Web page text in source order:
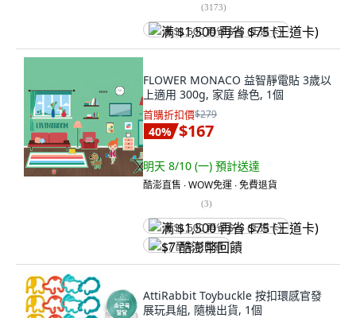
(3173)
满 $1,500 再省 $75 (王道卡)
FLOWER MONACO 益智靜電貼 3歲以
上適用 300g, 家庭 綠色, 1個
首購折扣價$279
40% $167
明天 8/10 (一) 預計送達
酷澎直售 ∙ WOW免運 ∙ 免費退貨
(3)
满 $1,500 再省 $75 (王道卡)
$7 酷澎幣回饋
AttiRabbit Toybuckle 按扣環感官發
展玩具組, 隨機出貨, 1個